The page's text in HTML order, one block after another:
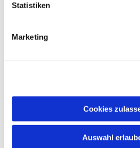
Statistiken
Marketing
Cookies
Auswahl
Dies könnte